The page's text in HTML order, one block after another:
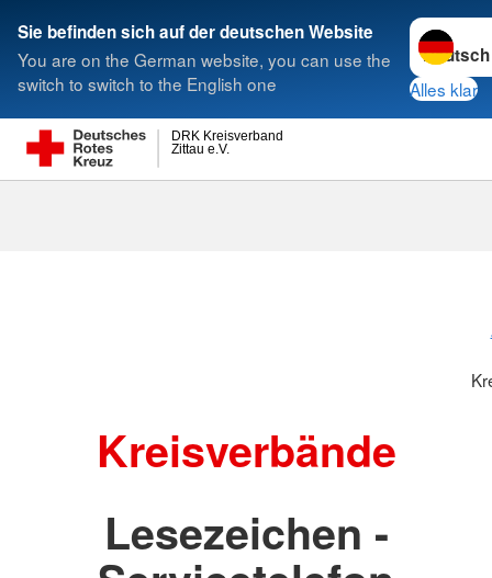
Sie befinden sich auf der deutschen Website
You are on the German website, you can use the
switch to switch to the English one
Sprache
Alles klar
Zittau e.V.
DRK Kreisverband
Suche
Kreisverbände
Lesezeichen -